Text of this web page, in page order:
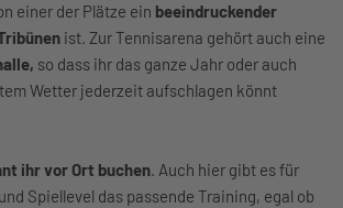
einer der Plätze ein beeindruckender
ist. Zur Tennisarena gehört auch eine
so dass ihr das ganze Jahr oder auch
Wetter jederzeit aufschlagen könnt
ihr vor Ort buchen. Auch hier gibt es für
Spiellevel das passende Training, egal ob